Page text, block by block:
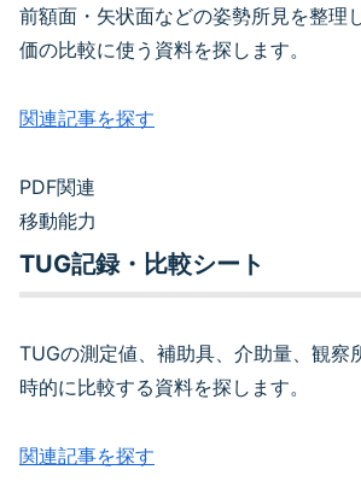
前額面・矢状面などの姿勢所見を整理
価の比較に使う資料を探します。
関連記事を探す
PDF関連
移動能力
TUG記録・比較シート
TUGの測定値、補助具、介助量、観察
時的に比較する資料を探します。
関連記事を探す